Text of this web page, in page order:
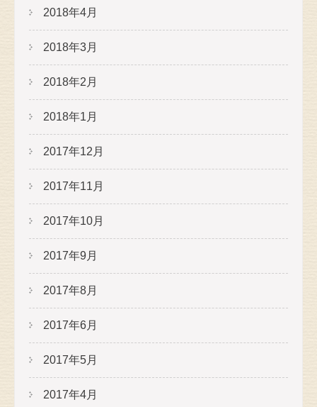
2018年4月
2018年3月
2018年2月
2018年1月
2017年12月
2017年11月
2017年10月
2017年9月
2017年8月
2017年6月
2017年5月
2017年4月